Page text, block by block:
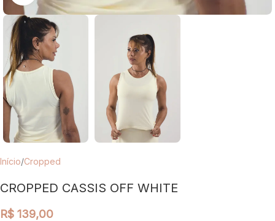
Início/Cropped
CROPPED CASSIS OFF WHITE
R$ 139,00